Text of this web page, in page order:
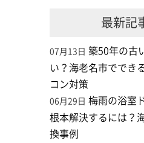
最新記
07月13日 築50年の古
い？海老名市ででき
コン対策
06月29日 梅雨の浴室
根本解決するには？
換事例